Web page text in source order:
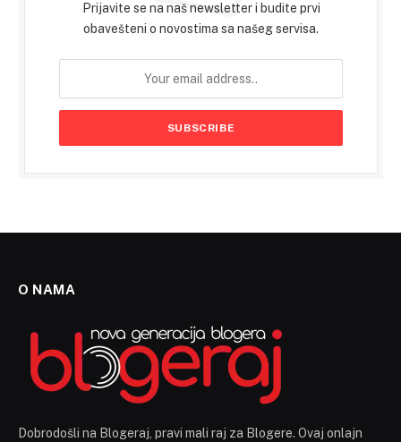
Prijavite se na naš newsletter i budite prvi
obavešteni o novostima sa našeg servisa.
O NAMA
Dobrodošli na Blogeraj, pravi mali raj za Blogere. Ovaj onlajn